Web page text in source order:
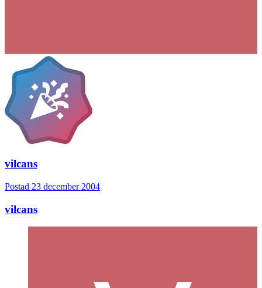
vilcans
Postad 23 december 2004
vilcans